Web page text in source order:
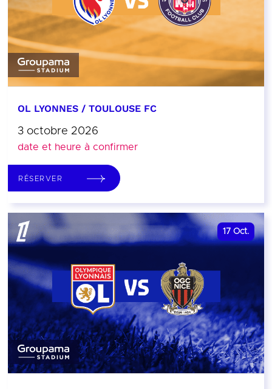
OL LYONNES / TOULOUSE FC
3 octobre 2026
date et heure à confirmer
RÉSERVER
17 Oct.